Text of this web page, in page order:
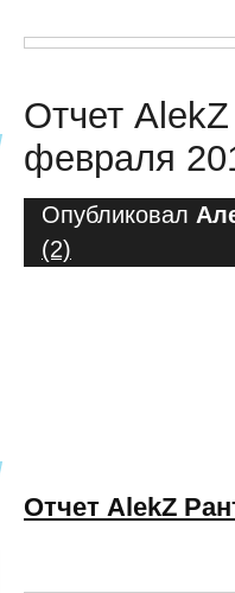
Отчет
февраля
Опубликовал
(2)
Отчет AlekZ